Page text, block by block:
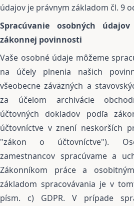
údajov je právnym základom čl. 9
Spracúvanie osobných
zákonnej povinnosti
Vaše osobné údaje môžeme
na účely plnenia našich
všeobecne záväzných a
za účelom archivácie
účtovných dokladov podľa
účtovníctve v znení neskorších
"zákon o účtovníctve").
zamestnancov spracúvame a
Zákonníkom práce a
základom spracovávania je v
písm. c) GDPR. V prípade